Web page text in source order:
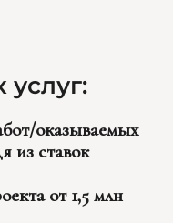
оказываемых
из ставок
от 1,5 млн